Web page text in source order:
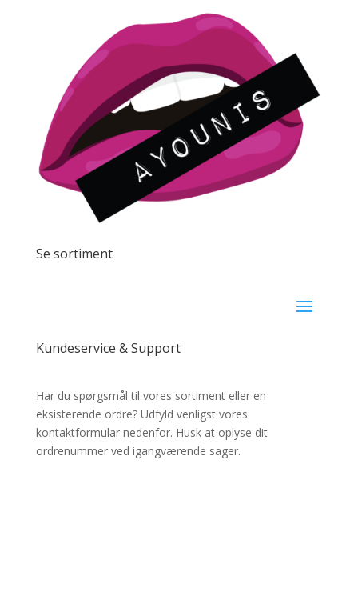
Se sortiment
Kundeservice & Support
Har du spørgsmål til vores sortiment eller en
eksisterende ordre? Udfyld venligst vores
kontaktformular nedenfor. Husk at oplyse dit
ordrenummer ved igangværende sager.